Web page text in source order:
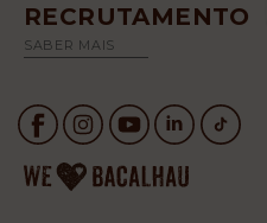
RECRUTAMENTO
SABER MAIS